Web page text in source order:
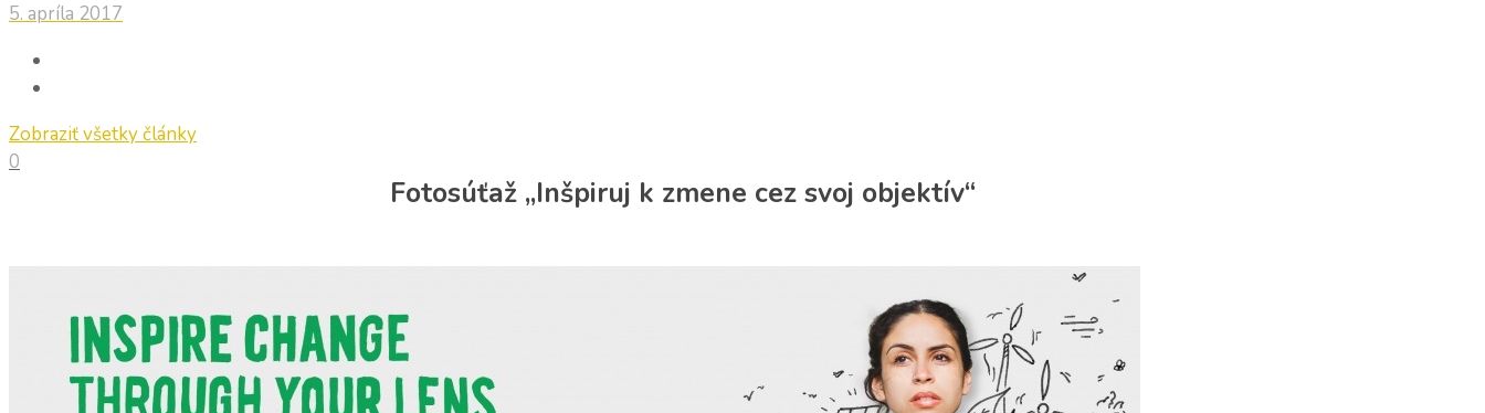
5. apríla 2017
Zobraziť všetky články
0
Fotosúťaž „Inšpiruj k zmene cez svoj objektív“